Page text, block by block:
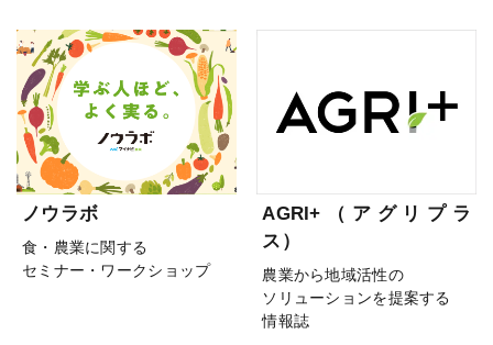
ノウラボ
食・農業に関する
セミナー・ワークショップ
AGRI+（アグリプラ
ス）
農業から地域活性の
ソリューションを提案する
情報誌